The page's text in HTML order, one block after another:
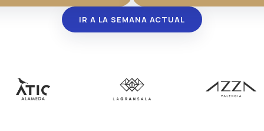
IR A LA SEMANA ACTUAL